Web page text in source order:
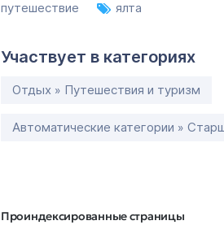
путешествие
ялта
Участвует в категориях
Отдых » Путешествия и туризм
Автоматические категории »
Проиндексированные страницы